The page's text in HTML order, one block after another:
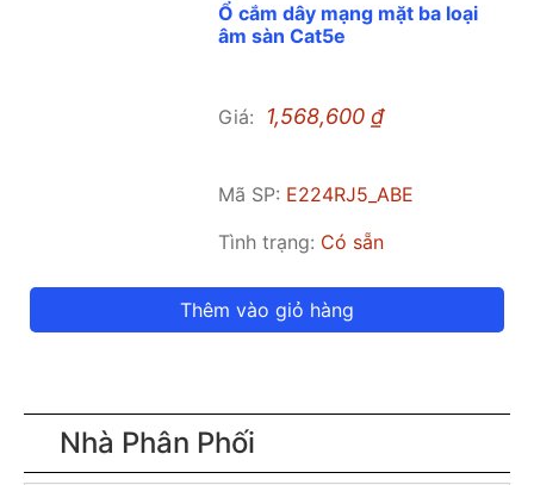
Ổ cắm dây mạng mặt ba loại
âm sàn Cat5e
Giá: 1,568,600₫
Mã SP: E224RJ5_ABE
Tình trạng: Có sẵn
Thêm vào giỏ hàng
Nhà Phân Phối